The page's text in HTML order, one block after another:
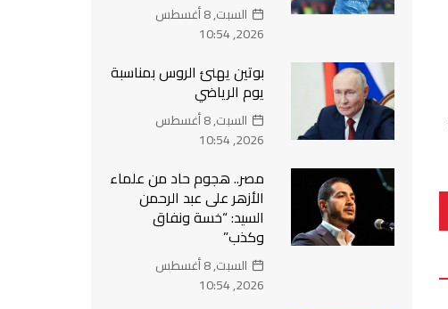
السبت, 8 أغسطس
2026, 10:54
بوتين يهنئ الروس بمناسبة
يوم الرياضي
السبت, 8 أغسطس
2026, 10:54
مصر.. هجوم حاد من علماء
الأزهر على عبد الرحمن
السيد: “خسة ونفاق
وكذب”
السبت, 8 أغسطس
2026, 10:54